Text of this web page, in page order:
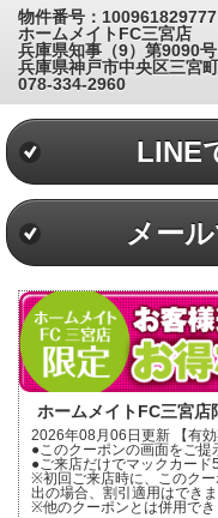
物件番号：100961829777
ホームメイトFC三宮店
兵庫県知事（9）第9090号
兵庫県神戸市中央区三宮
078-334-2960
LINE
メー
ホームメイトFC三宮店
2026年08月06日更新 【有
●このクーポンの画面をご提
●ご来店だけでマックカード
※初回ご来店時に、このク
出の場合、割引適用はできま
※他のクーポンとは併用でき